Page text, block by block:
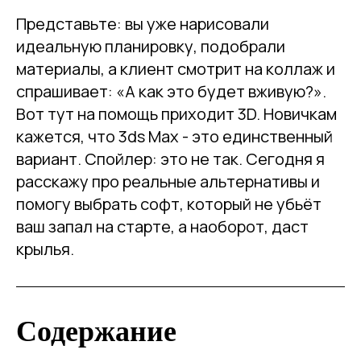
Представьте: вы уже нарисовали
идеальную планировку, подобрали
материалы, а клиент смотрит на коллаж и
спрашивает: «А как это будет вживую?».
Вот тут на помощь приходит 3D. Новичкам
кажется, что 3ds Max - это единственный
вариант. Спойлер: это не так. Сегодня я
расскажу про реальные альтернативы и
помогу выбрать софт, который не убьёт
ваш запал на старте, а наоборот, даст
крылья.
Содержание